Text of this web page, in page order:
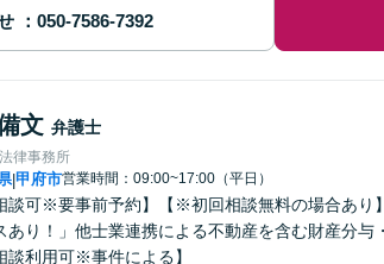
文 弁護士
律事務所
|甲府市営業時間：09:00~17:00（平日）
談可※要事前予約】【※初回相談無料の場合あ
あり！」他士業連携による不動産を含む財産分
談利用可※事件による】